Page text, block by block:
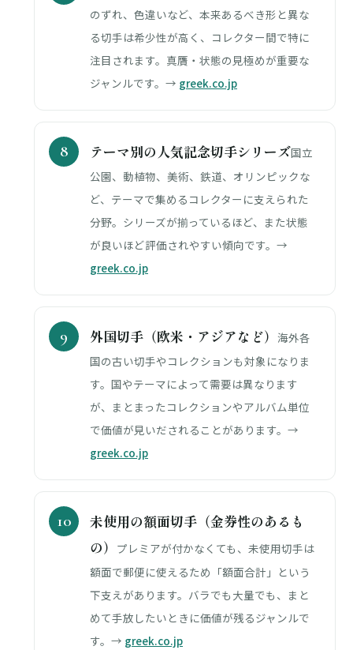
のずれ、色違いなど、本来あるべき形と異な
る切手は希少性が高く、コレクター間で特に
注目されます。真贋・状態の見極めが重要な
ジャンルです。→ greek.co.jp
テーマ別の人気記念切手シリーズ国立
公園、動植物、美術、鉄道、オリンピックな
ど、テーマで集めるコレクターに支えられた
分野。シリーズが揃っているほど、また状態
が良いほど評価されやすい傾向です。→
greek.co.jp
外国切手（欧米・アジアなど） 海外各
国の古い切手やコレクションも対象になりま
す。国やテーマによって需要は異なります
が、まとまったコレクションやアルバム単位
で価値が見いだされることがあります。→
greek.co.jp
未使用の額面切手（金券性のあるも
の） プレミアが付かなくても、未使用切手は
額面で郵便に使えるため「額面合計」という
下支えがあります。バラでも大量でも、まと
めて手放したいときに価値が残るジャンルで
す。→ greek.co.jp